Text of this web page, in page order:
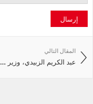
إرسال
المقال التالي
عبد الكريم الزبيدي، وزير ...